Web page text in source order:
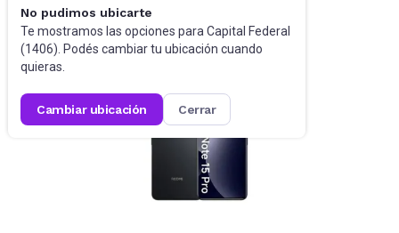
No pudimos ubicarte
Te mostramos las opciones para Capital Federal
(1406). Podés cambiar tu ubicación cuando
quieras.
cambiar ubicación cerrar
Celulares Celulares Liberados